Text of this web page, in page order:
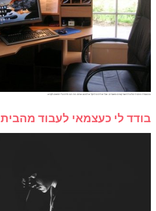
גם בעבודה מהבית יכולים להיווצר קשיים ומשברים. אבל יש דרכים להקל או למנוע אותם. מה הם הדרכים ? תמשיכו לקרוא..
בודד לי כעצמאי לעבוד מהבית